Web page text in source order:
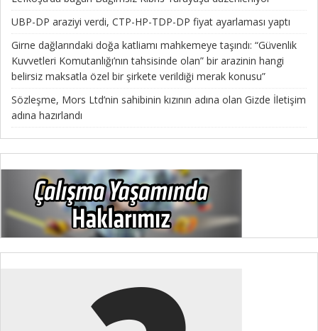
UBP-DP araziyi verdi, CTP-HP-TDP-DP fiyat ayarlaması yaptı
Girne dağlarındaki doğa katliamı mahkemeye taşındı: “Güvenlik
Kuvvetleri Komutanlığı’nın tahsisinde olan” bir arazinin hangi
belirsiz maksatla özel bir şirkete verildiği merak konusu”
Sözleşme, Mors Ltd’nin sahibinin kızının adına olan Gizde İletişim
adına hazırlandı